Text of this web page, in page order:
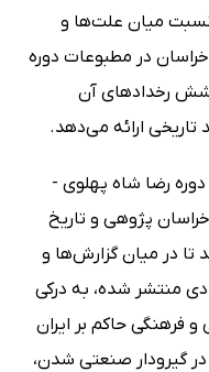
میان علت‌ها و
خراسان در مطبوعات دوره
رخدادهای آن
ارائه می‌دهد.
رضا شاه پهلوی -
پژوهی و تاریخ
تا در میان گزارش‌ها و
منتشر شده، به درکی
فرهنگی حاکم بر ایران
گیرودار صنعتی شدن،